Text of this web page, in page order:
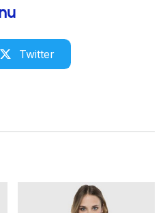
Twitter
Go to product page